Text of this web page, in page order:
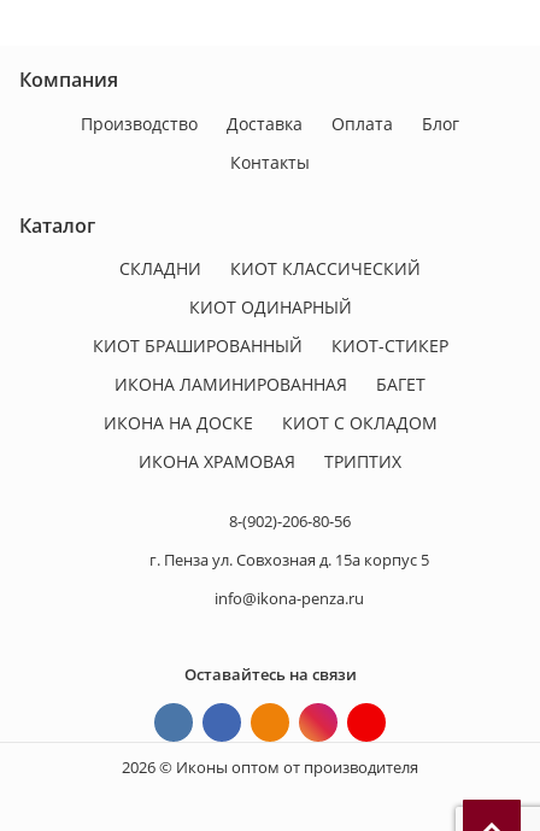
Компания
Производство Доставка Оплата
Блог
Контакты
Каталог
СКЛАДНИ
КИОТ КЛАССИЧЕСКИЙ
КИОТ ОДИНАРНЫЙ
КИОТ БРАШИРОВАННЫЙ
КИОТ-СТИКЕР
ИКОНА ЛАМИНИРОВАННАЯ
БАГЕТ
ИКОНА НА ДОСКЕ
КИОТ С ОКЛАДОМ
ИКОНА ХРАМОВАЯ
ТРИПТИХ
8-(902)-206-80-56
г. Пенза ул. Совхозная д. 15а корпус 5
info@ikona-penza.ru
Оставайтесь на связи
2026 © Иконы оптом от производителя